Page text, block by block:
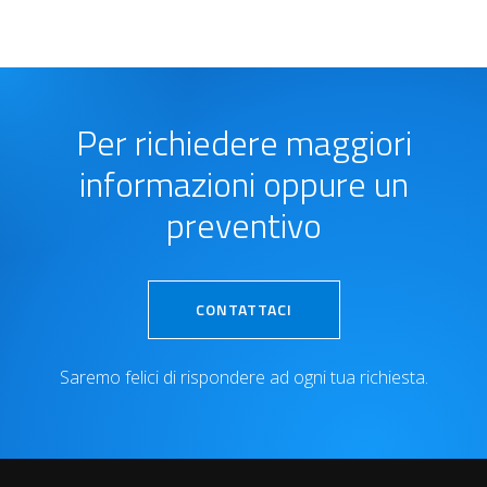
Per richiedere maggiori
informazioni oppure un
preventivo
CONTATTACI
Saremo felici di rispondere ad ogni tua richiesta.